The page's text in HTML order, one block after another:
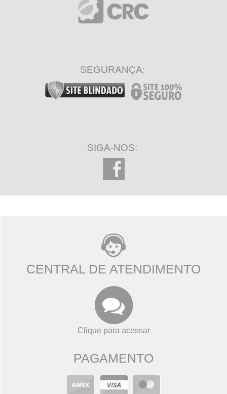
SEGURANÇA:
SIGA-NOS:
CENTRAL DE ATENDIMENTO
Clique para acessar
PAGAMENTO